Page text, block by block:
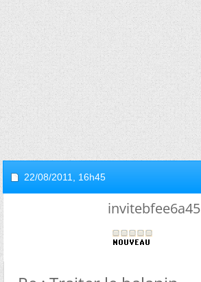
22/08/2011, 16h45
invitebfee6a45